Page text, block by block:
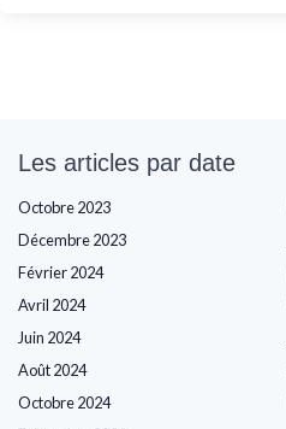
Les articles par date
Octobre 2023
Décembre 2023
Février 2024
Avril 2024
Juin 2024
Août 2024
Octobre 2024